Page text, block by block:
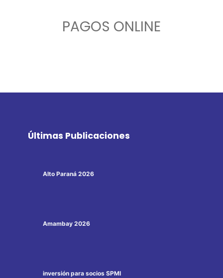
PAGOS ONLINE
Últimas Publicaciones
Alto Paraná 2026
Amambay 2026
inversión para socios SPMI